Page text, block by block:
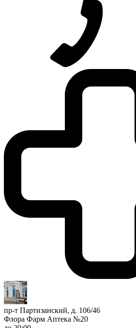
пр-т Партизанский, д. 106/46
Флора Фарм Аптека №20